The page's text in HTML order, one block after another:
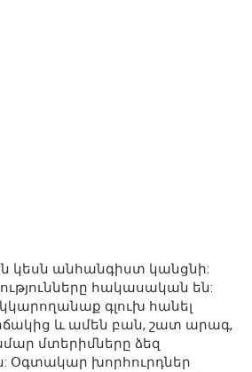
կեսն անհանգիստ կանցնի:
հակասական են:
կկարողանաք գլուխ հանել
և ամեն բան, շատ արագ,
մտերիմները ձեզ
Օգտակար խորհուրդներ